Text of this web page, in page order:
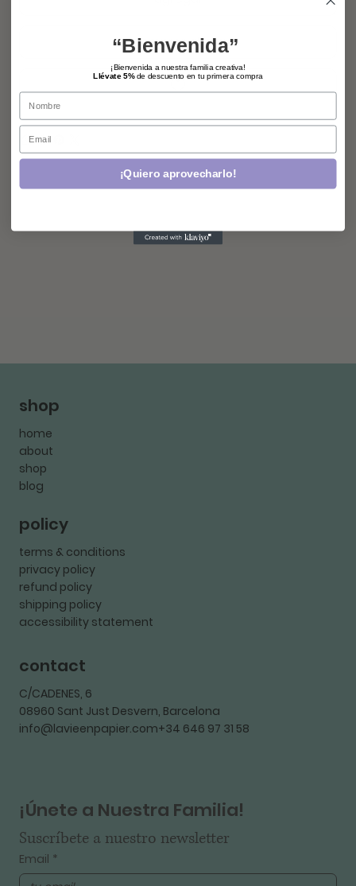
comprar ahora
shop
home
about
shop
blog
policy
terms & conditions
privacy policy
refund policy
shipping policy
accessibility statement
contact
C/CADENES, 6
08960 Sant Just Desvern, Barcelona
info@lavieenpapier.com+34 646 97 31 58
¡Únete a Nuestra Familia!
Suscríbete a nuestro newsletter
Email *
“Bienvenida”
¡Bienvenida a nuestra familia creativa!
Llévate 5%de descuento en tu primera compra
Name
Email
¡Quiero aprovecharlo!